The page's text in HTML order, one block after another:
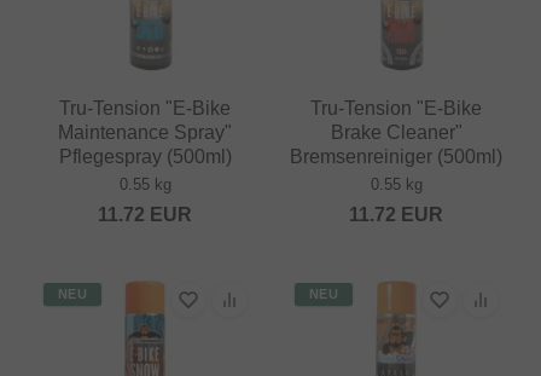
Tru-Tension "E-Bike
Maintenance Spray"
Pflegespray (500ml)
0.55 kg
11.72 EUR
Tru-Tension "E-Bike
Brake Cleaner"
Bremsenreiniger (500ml)
0.55 kg
11.72 EUR
NEU NEU